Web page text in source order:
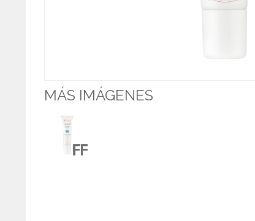
MÁS IMÁGENES